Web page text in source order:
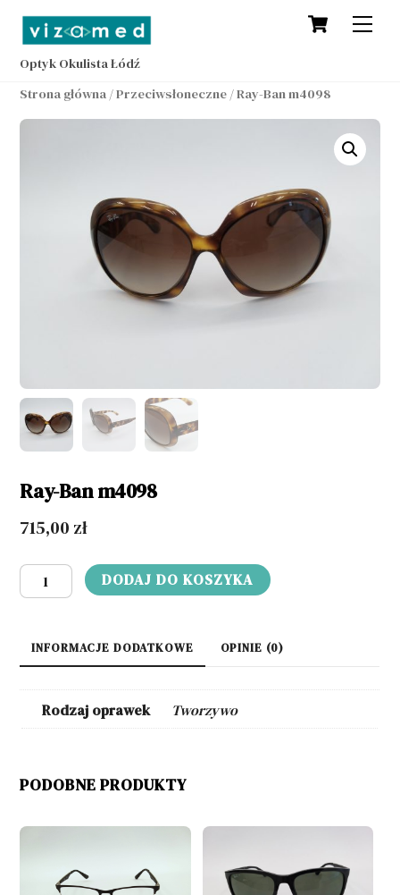
content
Cart
Optyk Okulista Łódź
Strona główna /Przeciwsłoneczne / Ray-Ban m4098
Ray-Ban m4098
715,00 zł
ilość
Ray-
m4098
DODAJ DO KOSZYKA
INFORMACJE DODATKOWE OPINIE (0)
Rodzaj oprawek Tworzywo
PODOBNE PRODUKTY